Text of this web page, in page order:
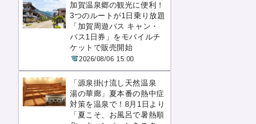
加賀温泉郷の観光に便利！
3つのルートが1日乗り放題
「加賀周遊バス キャン・
バス1日券」をモバイルチ
ケットで販売開始
2026/08/06 15:00
「源泉掛け流し天然温泉
湯の華廊」夏本番の熱中症
対策を温泉で！8月1日より
「夏こそ、お風呂で暑熱順